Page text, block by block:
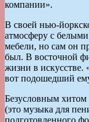
компании».
В своей нью-
атмосферу с
мебели, но сам он
был. В восточной
жизни в искусстве.
вот подошедший
Безусловным хитом
(это музыка для
подготовленного